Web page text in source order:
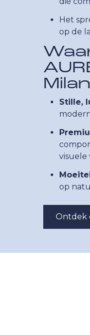
Het
op de
Stille,
visuele
op
Ontdek